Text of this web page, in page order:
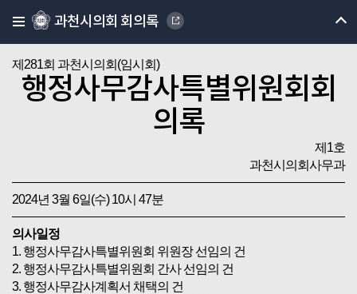
과천시의회 회의록
제281회 과천시의회(임시회)
행정사무감사특별위원회회
의록
제1호
과천시의회사무과
2024년 3월 6일(수) 10시 47분
의사일정
1. 행정사무감사특별위원회 위원장 선임의 건
2. 행정사무감사특별위원회 간사 선임의 건
3. 행정사무감사계획서 채택의 건